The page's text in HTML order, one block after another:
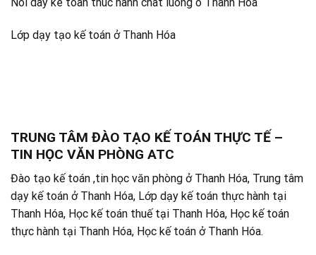
Lớp dạy tạo kế toán ở Thanh Hóa
TRUNG TÂM ĐÀO TẠO KẾ TOÁN THỰC TẾ –
TIN HỌC VĂN PHÒNG ATC
Đào tạo kế toán ,tin học văn phòng ở Thanh Hóa, Trung tâm
dạy kế toán ở Thanh Hóa, Lớp dạy kế toán thực hành tại
Thanh Hóa, Học kế toán thuế tại Thanh Hóa, Học kế toán
thực hành tại Thanh Hóa, Học kế toán ở Thanh Hóa.